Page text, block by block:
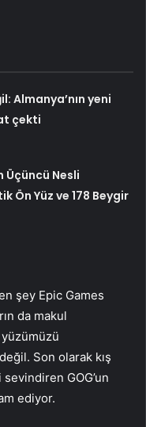
Almanya’nın yeni
çekti
Üçüncü Nesli
Ön Yüz ve 178 Beygir
şey Epic Games
da makul
Son olarak kış
GOG’un
ediyor.